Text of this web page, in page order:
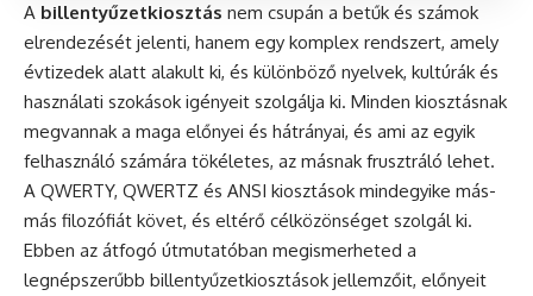
A billentyűzetkiosztás nem csupán a betűk és számok
elrendezését jelenti, hanem egy komplex rendszert, amely
évtizedek alatt alakult ki, és különböző nyelvek, kultúrák és
használati szokások igényeit szolgálja ki. Minden kiosztásnak
megvannak a maga előnyei és hátrányai, és ami az egyik
felhasználó számára tökéletes, az másnak frusztráló lehet.
A QWERTY, QWERTZ és ANSI kiosztások mindegyike más-
más filozófiát követ, és eltérő célközönséget szolgál ki.
Ebben az átfogó útmutatóban megismerheted a
legnépszerűbb billentyűzetkiosztások jellemzőit, előnyeit